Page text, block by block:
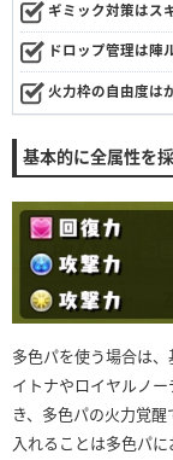
ギミック対策はス
ドロップ管理は陣
火力枠の自由度は
基本的に全属性を
多色パを使う場合は
イトナやロイヤルノ
き、多色パの火力覚
入れることは多色パに